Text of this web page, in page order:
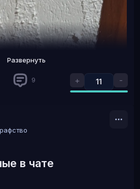
Развернуть
+ 11 -
9
в чате